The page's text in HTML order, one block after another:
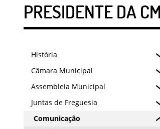
PRESIDENTE DA
História
Câmara Municipal
Assembleia Municipal
Juntas de Freguesia
Comunicação